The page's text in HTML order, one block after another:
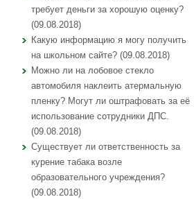
требует деньги за хорошую оценку?
(09.08.2018)
Какую информацию я могу получить
на школьном сайте? (09.08.2018)
Можно ли на лобовое стекло
автомобиля наклеить атермальную
пленку? Могут ли оштрафовать за её
использование сотрудники ДПС.
(09.08.2018)
Существует ли ответственность за
курение табака возле
образовательного учреждения?
(09.08.2018)